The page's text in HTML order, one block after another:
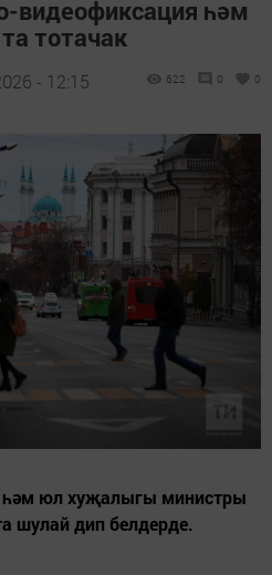
видеофиксация һәм
тотачак
- 12:15 622 0 0
һәм юл хуҗалыгы министры
шулай дип белдерде.